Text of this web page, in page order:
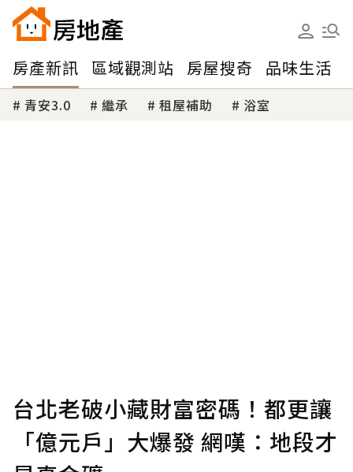
房產新訊 區域觀測站 房屋搜奇 品味生活
青安3.0 繼承 租屋補助 浴室
台北老破小藏財富密碼！都更讓
「億元戶」大爆發 網嘆：地段才